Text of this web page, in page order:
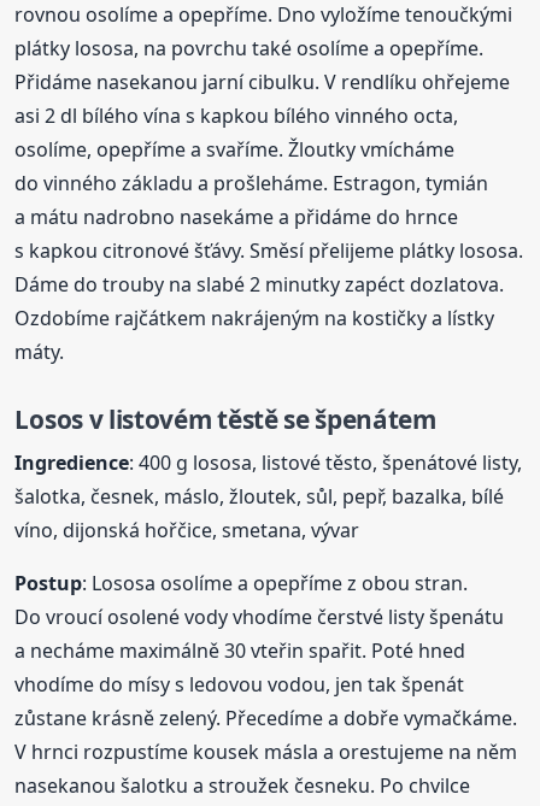
rovnou osolíme a opepříme. Dno vyložíme tenoučkými
plátky lososa, na povrchu také osolíme a opepříme.
Přidáme nasekanou jarní cibulku. V rendlíku ohřejeme
asi 2 dl bílého vína s kapkou bílého vinného octa,
osolíme, opepříme a svaříme. Žloutky vmícháme
do vinného základu a prošleháme. Estragon, tymián
a mátu nadrobno nasekáme a přidáme do hrnce
s kapkou citronové šťávy. Směsí přelijeme plátky lososa.
Dáme do trouby na slabé 2 minutky zapéct dozlatova.
Ozdobíme rajčátkem nakrájeným na kostičky a lístky
máty.
Losos v listovém těstě se špenátem
Ingredience: 400 g lososa, listové těsto, špenátové listy,
šalotka, česnek, máslo, žloutek, sůl, pepř, bazalka, bílé
víno, dijonská hořčice, smetana, vývar
Postup: Lososa osolíme a opepříme z obou stran.
Do vroucí osolené vody vhodíme čerstvé listy špenátu
a necháme maximálně 30 vteřin spařit. Poté hned
vhodíme do mísy s ledovou vodou, jen tak špenát
zůstane krásně zelený. Přecedíme a dobře vymačkáme.
V hrnci rozpustíme kousek másla a orestujeme na něm
nasekanou šalotku a stroužek česneku. Po chvilce